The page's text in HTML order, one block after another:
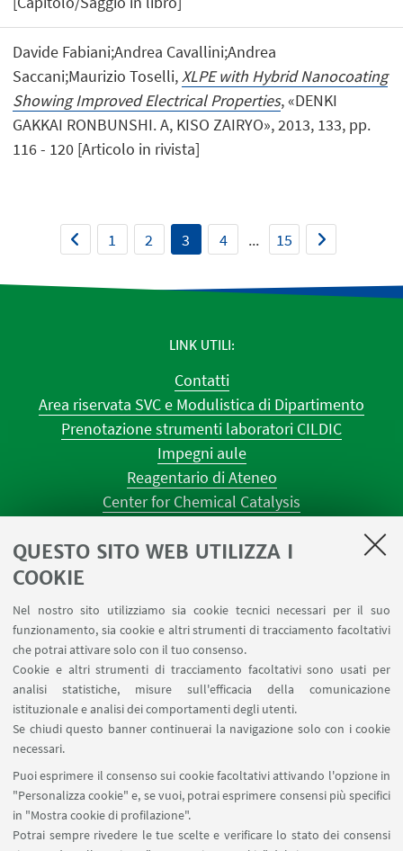
QUESTO SITO WEB UTILIZZA I
COOKIE
Nel nostro sito utilizziamo sia cookie tecnici necessari per il suo
funzionamento, sia cookie e altri strumenti di tracciamento facoltativi
che potrai attivare solo con il tuo consenso.
Cookie e altri strumenti di tracciamento facoltativi sono usati per
analisi statistiche, misure sull'efficacia della comunicazione
istituzionale e analisi dei comportamenti degli utenti.
Se chiudi questo banner continuerai la navigazione solo con i cookie
necessari.
Puoi esprimere il consenso sui cookie facoltativi attivando l'opzione in
"Personalizza cookie" e, se vuoi, potrai esprimere consensi più specifici
in "Mostra cookie di profilazione".
Potrai sempre rivedere le tue scelte e verificare lo stato dei consensi
Davide Fabiani;Andrea Cavallini;Andrea
Saccani;Maurizio Toselli,XLPE with Hybrid Nanocoating
Showing Improved Electrical Properties, «DENKI
GAKKAI RONBUNSHI. A, KISO ZAIRYO», 2013, 133, pp.
116 - 120 [Articolo in rivista]
1 2 3 4 ... 15
LINK UTILI
Contatti
Area riservata SVC e Modulistica di Dipartimento
Prenotazione strumenti laboratori CILDIC
Impegni aule
Reagentario di Ateneo
Center for Chemical Catalysis
AULE U.E. 4 NAVILE
Prenotazione NMR Navile
Prenotazione strumenti del Dipartimento CHIMIND
SEGUI IL DIPARTIMENTO SU:
SEGUI UNIBO SU: